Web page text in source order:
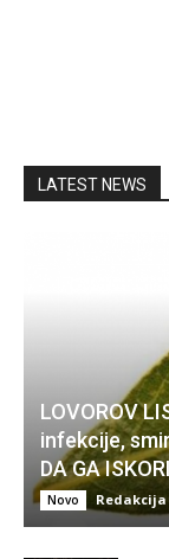
LATEST NEWS
LOVOROV
infekcije,
DA GA
Novo Redakcija